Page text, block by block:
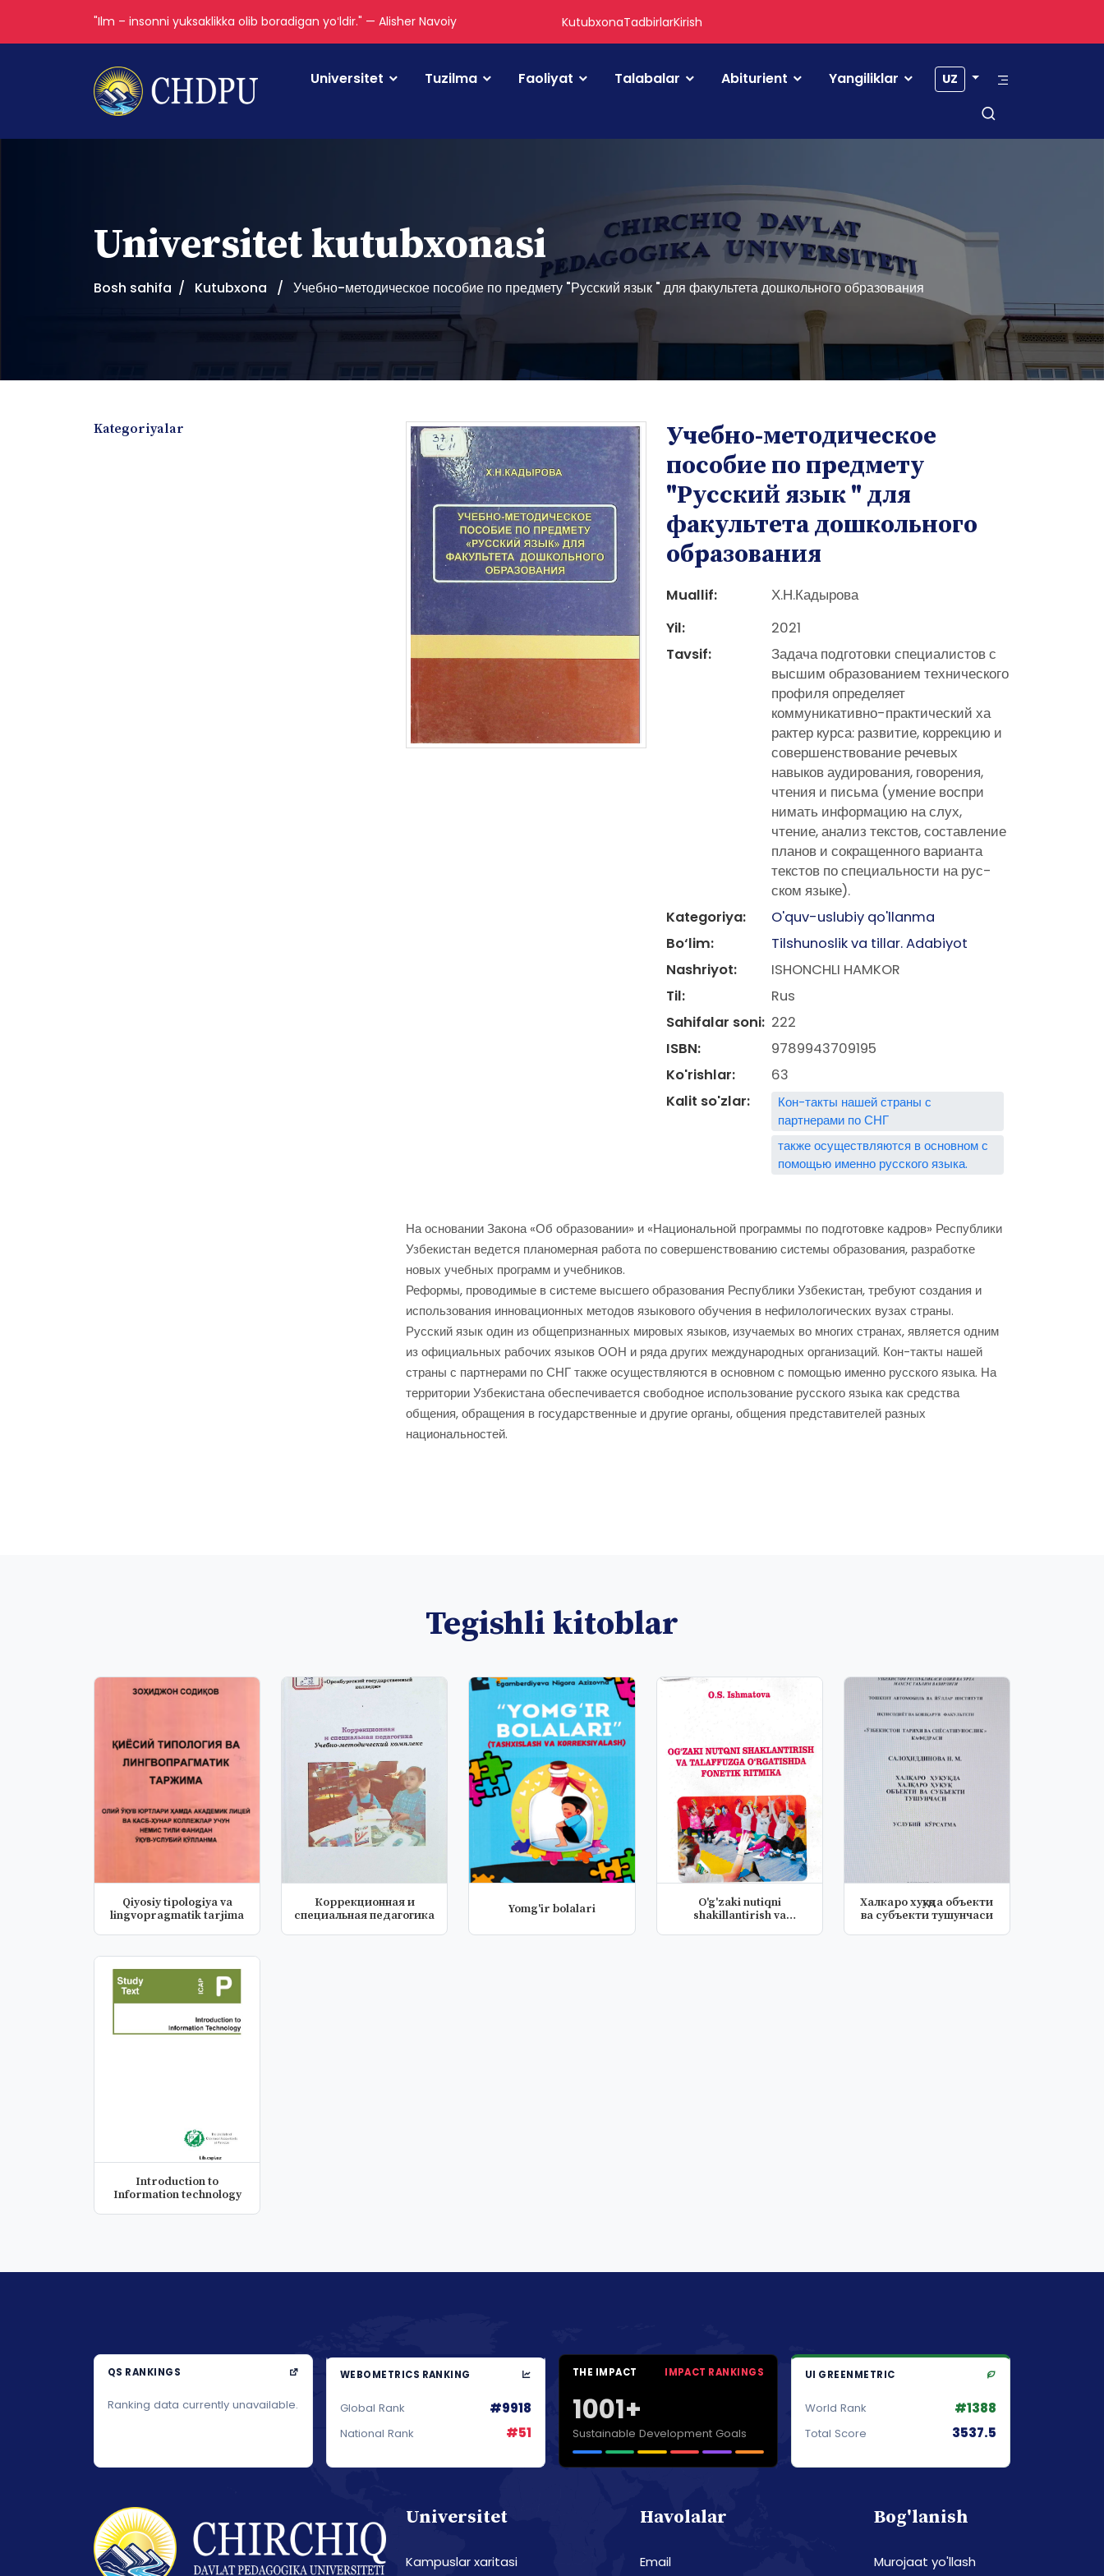
"Ilm – insonni yuksaklikka olib boradigan yoʻldir." — Alisher Navoiy KutubxonaTadbirlarKirish
Universitet Tuzilma Faoliyat Talabalar Abiturient Yangiliklar UZ
Universitet kutubxonasi
Bosh sahifa Kutubxona Учебно-методическое пособие по предмету "Русский язык " для факультета дошкольного образования
Kategoriyalar
Учебно-методическое
пособие по предмету
"Русский язык " для
факультета дошкольного
образования
Muallif:
Х.Н.Кадырова
Yil:
2021
Tavsif:
Задача подготовки специалистов с
высшим образованием технического
профиля определяет
коммуникативно-практический ха
рактер курса: развитие, коррекцию и
совершенствование речевых
навыков аудирования, говорения,
чтения и письма (умение воспри
нимать информацию на слух,
чтение, анализ текстов, составление
планов и сокращенного варианта
текстов по специальности на рус-
ском языке).
Kategoriya:
O'quv-uslubiy qo'llanma
Bo‘lim:
Tilshunoslik va tillar. Adabiyot
Nashriyot:
ISHONCHLI HAMKOR
Til:
Rus
Sahifalar soni: 222
ISBN:
9789943709195
Ko'rishlar:
63
Kalit so'zlar:
Кон-такты нашей страны с
партнерами по СНГ
также осуществляются в основном с
помощью именно русского языка.
На основании Закона «Об образовании» и «Национальной программы по подготовке кадров» Республики
Узбекистан ведется планомерная работа по совершенствованию системы образования, разработке
новых учебных программ и учебников.
Реформы, проводимые в системе высшего образования Республики Узбекистан, требуют создания и
использования инновационных методов языкового обучения в нефилологических вузах страны.
Русский язык один из общепризнанных мировых языков, изучаемых во многих странах, является одним
из официальных рабочих языков ООН и ряда других международных организаций. Кон-такты нашей
страны с партнерами по СНГ также осуществляются в основном с помощью именно русского языка. На
территории Узбекистана обеспечивается свободное использование русского языка как средства
общения, обращения в государственные и другие органы, общения представителей разных
национальностей.
Tegishli kitoblar
Qiyosiy tipologiya va
lingvopragmatik tarjima
Коррекционная и
специальная педагогика
Yomg'ir bolalari
O'g'zaki nutiqni
shakillantirish va
Халкаро хуқуқда объекти
ва субъекти тушунчаси
Introduction to
Information technology
QS RANKINGS
Ranking data currently unavailable.
WEBOMETRICS RANKING
Global Rank #9918
National Rank #51
THE IMPACT IMPACT RANKINGS
1001+
Sustainable Development Goals
UI GREENMETRIC
World Rank #1388
Total Score 3537.5
Universitet
Kampuslar xaritasi
Havolalar
Email
Bog'lanish
Murojaat yo'llash